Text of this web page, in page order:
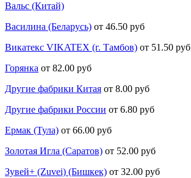
Вальс (Китай)
Василина (Беларусь) от 46.50 руб
Викатекс VIKATEX (г. Тамбов) от 51.50 руб
Горянка от 82.00 руб
Другие фабрики Китая от 8.00 руб
Другие фабрики России от 6.80 руб
Ермак (Тула) от 66.00 руб
Золотая Игла (Саратов) от 52.00 руб
Зувей+ (Zuvei) (Бишкек) от 32.00 руб